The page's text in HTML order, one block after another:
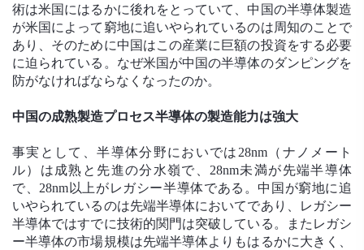
術は米国にはるかに後れをとっていて、中国の半導体製造
が米国によって窮地に追いやられているのは周知のことで
あり、そのために中国はこの産業に巨額の投資をする必要
に迫られている。なぜ米国が中国の半導体のダンピングを
防がなければならなくなったのか。
中国の成熟製造プロセス半導体の製造能力は強大
事実として、半導体分野においでは28nm（ナノメート
ル）は成熟と先進の分水嶺で、28nm未満が先端半導体
で、28nm以上がレガシー半導体である。中国が窮地に追
いやられているのは先端半導体においてであり、レガシー
半導体ではすでに技術的関門は突破している。またレガシ
ー半導体の市場規模は先端半導体よりもはるかに大きく、